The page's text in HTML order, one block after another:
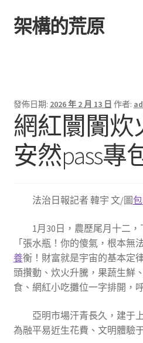
跳
至
跳
至
架構的荒原
發佈日期: 2026 年 2 月 13 日 作者:
網紅闤闠炊
安然pass專
法治日報記者 韓宇 文/圖
1月30日，農歷尾月十二
「張水瓶！你的傻氣，根本無
養衡！財富就是宇宙的基本定
頭攢動、炊火升騰，果蔬生鮮
食、網紅小吃攤位一字排開，
亞明市場汗青長久，建于
為融平易近生花費、文明體驗